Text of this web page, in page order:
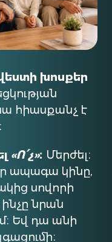
խոսքեր
հիասքանչ է
«Ո՛չ»։ Մերժել։
ապագա կինը,
սովորի
նրան
Եվ դա անի